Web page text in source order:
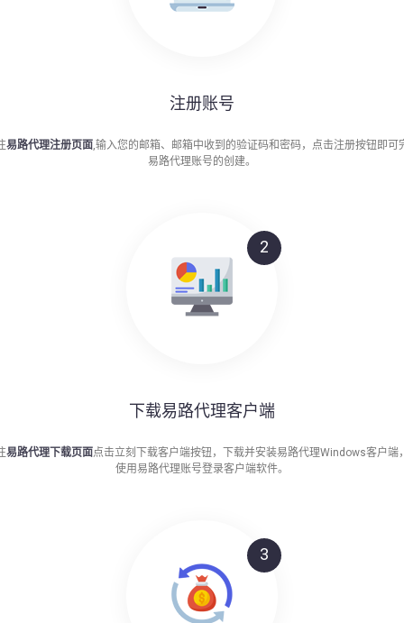
注册账号
易路代理注册页面,输入您的邮箱、邮箱中收到的验证码和密码，点击注册按钮即可
易路代理账号的创建。
2
下载易路代理客户端
易路代理下载页面点击立刻下载客户端按钮，下载并安装易路代理Windows客户端
使用易路代理账号登录客户端软件。
3